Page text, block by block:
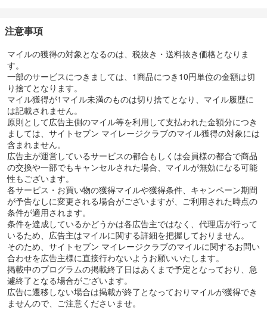
注意事項
マイルの獲得の対象となるのは、税抜き・送料抜き価格となりま
す。
一部のサービスにつきましては、1商品につき10円単位の金額は切
り捨てとなります。
マイル獲得が1マイル未満のものは切り捨てとなり、マイル履歴に
は記載されません。
原則として広告主側のマイル等を利用して支払われた金額分につき
ましては、サイトセブン マイレージクラブのマイル獲得の対象には
含まれません。
広告主が運営しているサービスの都合もしくは会員様の都合で商品
の交換や一部でもキャンセルされた場合、マイルが無効になる可能
性もございます。
各サービス・お買い物の獲得マイルや獲得条件、キャンペーン期間
が予告なしに変更される場合がございますが、ご利用された時点の
条件が適用されます。
条件を達成しているかどうかは各広告主ではなく、代理店が行って
いるため、広告主はマイルに関する詳細を把握しておりません。
そのため、サイトセブン マイレージクラブのマイルに関するお問い
合わせを広告主様に直接行わないようお願いいたします。
掲載中のプログラムの掲載終了日はあくまで予定となっており、急
遽終了となる場合がございます。
広告に遷移しない場合は掲載が終了となっておりマイルが獲得でき
ませんので、ご注意くださいませ。